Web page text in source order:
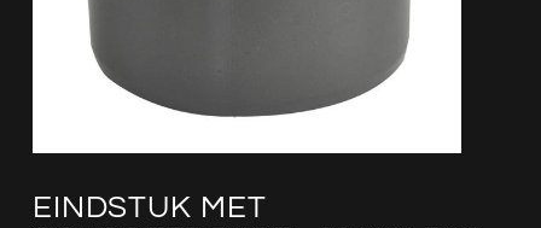
EINDSTUK MET